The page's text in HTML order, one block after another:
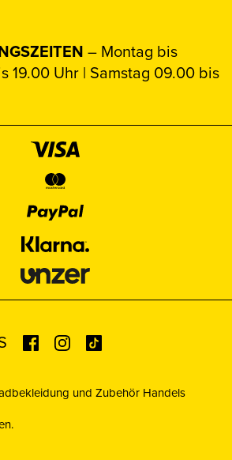
– Montag bis
19.00 Uhr | Samstag 09.00 bis
und Zubehör Handels